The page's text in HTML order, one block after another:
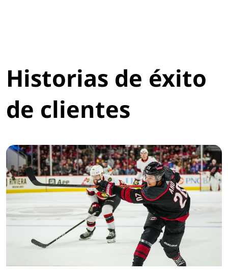
Historias de éxito
de clientes